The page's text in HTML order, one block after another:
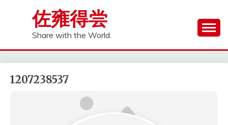
佐雍得尝
Share with the World.
1207238537